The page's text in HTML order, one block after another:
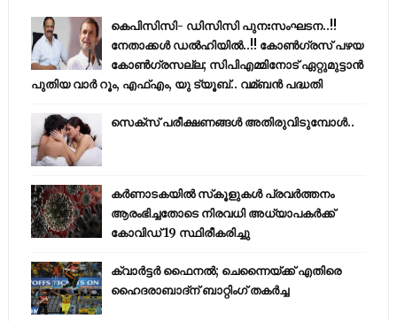
കെപിസിസി- ഡിസിസി പുനഃസംഘടന..!!
നേതാക്കൾ ഡൽഹിയിൽ..!! കോണ്‍ഗ്രസ് പഴയ
കോണ്‍ഗ്രസല്ല; സിപിഎമ്മിനോട് ഏറ്റുമുട്ടാന്‍
പുതിയ വാര്‍ റൂം, എഫ്‌എം, യു ട്യൂബ്.. വമ്ബന്‍ പദ്ധതി
സെക്സ് പരീക്ഷണങ്ങൾ അതിരുവിടുമ്പോൾ..
കര്‍ണാടകയില്‍ സ്‌കൂളുകള്‍ പ്രവര്‍ത്തനം
ആരംഭിച്ചതോടെ നിരവധി അധ്യാപകര്‍ക്ക്
കോവിഡ് 19 സ്ഥിരീകരിച്ചു
ക്വാർട്ടർ ഫൈനൽ; ചെന്നൈയ്ക്ക് എതിരെ
ഹൈദരാബാദ്ന് ബാറ്റിംഗ് തകർച്ച